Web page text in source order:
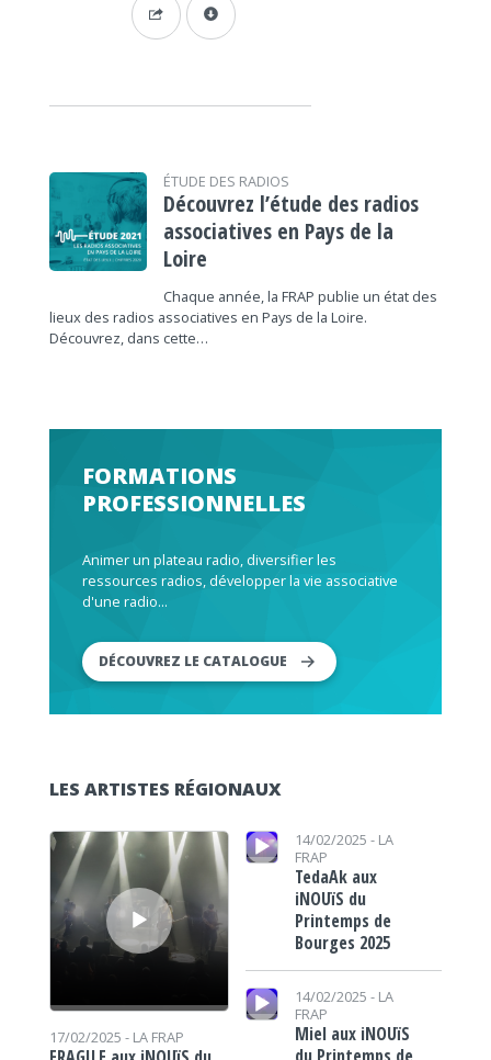
ÉTUDE DES RADIOS
Découvrez l’étude des radios
associatives en Pays de la
Loire
Chaque année, la FRAP publie un état des
lieux des radios associatives en Pays de la Loire.
Découvrez, dans cette…
FORMATIONS
PROFESSIONNELLES
Animer un plateau radio, diversifier les
ressources radios, développer la vie associative
d'une radio...
DÉCOUVREZ LE CATALOGUE
LES ARTISTES RÉGIONAUX
Lecteur audio
17/02/2025 - LA FRAP
Lecteur audio 14/02/2025 - LA
FRAP
TedaAk aux
iNOUïS du
Printemps de
Bourges 2025
Lecteur audio
14/02/2025 - LA
FRAP
Miel aux iNOUïS